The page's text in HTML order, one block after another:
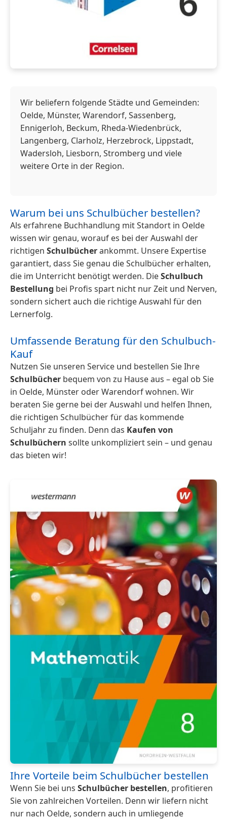
Wir beliefern folgende Städte und Gemeinden:
Oelde, Münster, Warendorf, Sassenberg,
Ennigerloh, Beckum, Rheda-Wiedenbrück,
Langenberg, Clarholz, Herzebrock, Lippstadt,
Wadersloh, Liesborn, Stromberg und viele
weitere Orte in der Region.
Warum bei uns Schulbücher bestellen?
Als erfahrene Buchhandlung mit Standort in Oelde
wissen wir genau, worauf es bei der Auswahl der
richtigen Schulbücherankommt. Unsere Expertise
garantiert, dass Sie genau die Schulbücher erhalten,
die im Unterricht benötigt werden. DieSchulbuch
Bestellung bei Profis spart nicht nur Zeit und Nerven,
sondern sichert auch die richtige Auswahl für den
Lernerfolg.
Umfassende Beratung für den Schulbuch-
Kauf
Nutzen Sie unseren Service und bestellen Sie Ihre
Schulbücher bequem von zu Hause aus – egal ob Sie
in Oelde, Münster oder Warendorf wohnen. Wir
beraten Sie gerne bei der Auswahl und helfen Ihnen,
die richtigen Schulbücher für das kommende
Schuljahr zu finden. Denn das Kaufen von
Schulbüchern sollte unkompliziert sein – und genau
das bieten wir!
Ihre Vorteile beim Schulbücher bestellen
Wenn Sie bei uns Schulbücher bestellen, profitieren
Sie von zahlreichen Vorteilen. Denn wir liefern nicht
nur nach Oelde, sondern auch in umliegende